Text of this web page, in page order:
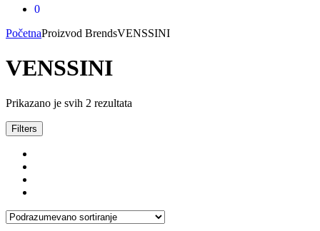
0
PočetnaProizvod BrendsVENSSINI
VENSSINI
Prikazano je svih 2 rezultata
Filters